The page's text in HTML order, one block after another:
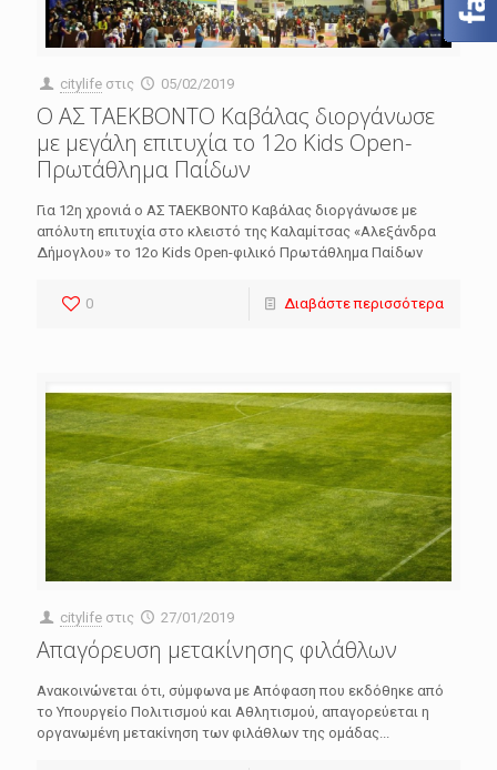
citylife στις 05/02/2019
Ο ΑΣ ΤΑΕΚΒΟΝΤΟ Καβάλας διοργάνωσε
με μεγάλη επιτυχία το 12ο Kids Open-
Πρωτάθλημα Παίδων
Για 12η χρονιά ο ΑΣ ΤΑΕΚΒΟΝΤΟ Καβάλας διοργάνωσε με
απόλυτη επιτυχία στο κλειστό της Καλαμίτσας «Αλεξάνδρα
Δήμογλου» το 12ο Kids Open-φιλικό Πρωτάθλημα Παίδων
0 Διαβάστε περισσότερα
citylife στις 27/01/2019
Απαγόρευση μετακίνησης φιλάθλων
Ανακοινώνεται ότι, σύμφωνα με Απόφαση που εκδόθηκε από
το Υπουργείο Πολιτισμού και Αθλητισμού, απαγορεύεται η
οργανωμένη μετακίνηση των φιλάθλων της ομάδας...